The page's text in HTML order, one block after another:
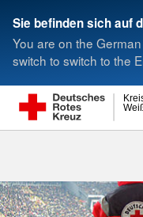
Sie befinden sich auf
You are on the
switch to switch to the